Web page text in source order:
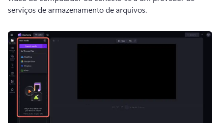
serviços de armazenamento de arquivos.